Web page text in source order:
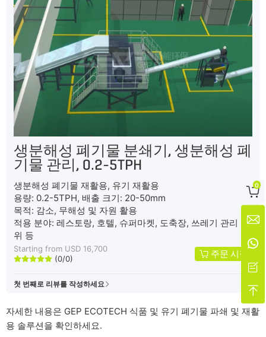
생분해성 폐기물 분쇄기, 생분해성 폐
기물 관리, 0.2-5TPH
생분해성 폐기물 재활용, 유기 재활용
용량: 0.2-5TPH, 배출 크기: 20-50mm
목적: 감소, 무해성 및 자원 활용
적용 분야: 레스토랑, 호텔, 슈퍼마켓, 도축장, 쓰레기 관리 단
위 등
Starting from USD 16,700
(0/0) 주문 시작
첫 번째로 리뷰를 작성하세요
자세한 내용은 GEP ECOTECH 식품 및 유기 폐기물 파쇄 및 재활
용 솔루션을 확인하세요.

0



